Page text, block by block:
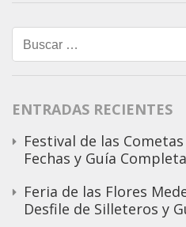
Buscar:
ENTRADAS RECIENTES
Festival de las
Fechas y Guía Completa
Feria de las Flores
Desfile de Silleteros y